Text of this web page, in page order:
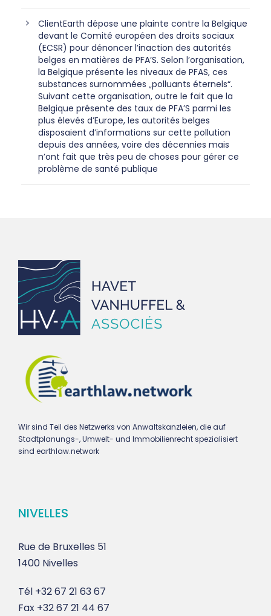
ClientEarth dépose une plainte contre la Belgique
devant le Comité européen des droits sociaux
(ECSR) pour dénoncer l’inaction des autorités
belges en matières de PFA’S. Selon l’organisation,
la Belgique présente les niveaux de PFAS, ces
substances surnommées „polluants éternels“.
Suivant cette organisation, outre le fait que la
Belgique présente des taux de PFA’S parmi les
plus élevés d’Europe, les autorités belges
disposaient d’informations sur cette pollution
depuis des années, voire des décennies mais
n’ont fait que très peu de choses pour gérer ce
problème de santé publique
Wir sind Teil des Netzwerks von Anwaltskanzleien, die auf
Stadtplanungs-, Umwelt- und Immobilienrecht spezialisiert
sind earthlaw.network
NIVELLES
Rue de Bruxelles 51
1400 Nivelles
Tél +32 67 21 63 67
Fax +32 67 21 44 67